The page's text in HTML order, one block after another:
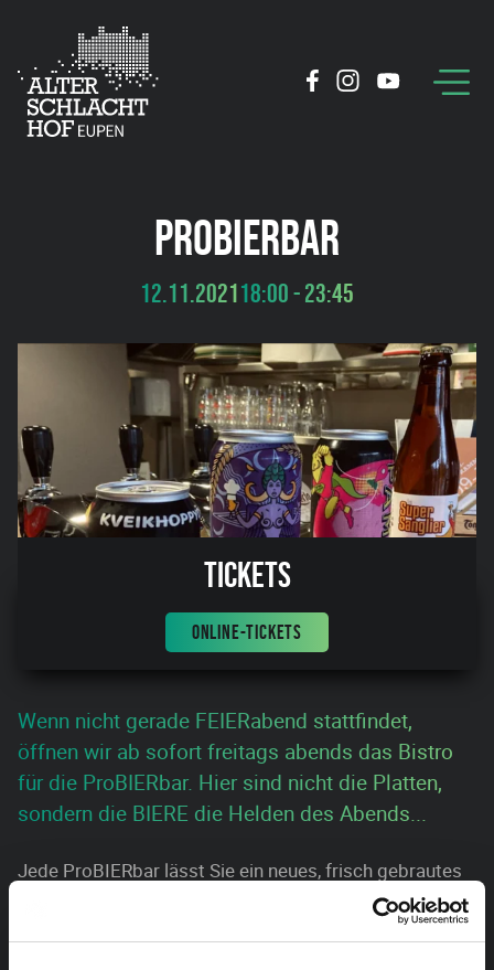
PROBIERBAR
12.11.202118:00 - 23:45
Tickets
ONLINE-TICKETS
Wenn nicht gerade FEIERabend stattfindet,
öffnen wir ab sofort freitags abends das Bistro
für die ProBIERbar. Hier sind nicht die Platten,
sondern die BIERE die Helden des Abends...
Jede ProBIERbar lässt Sie ein neues, frisch gebrautes
BIER in gemütlicher Bistro-Bar-Atmosphäre entdecken
und ausprobBIERen. Selbstverständlich werden